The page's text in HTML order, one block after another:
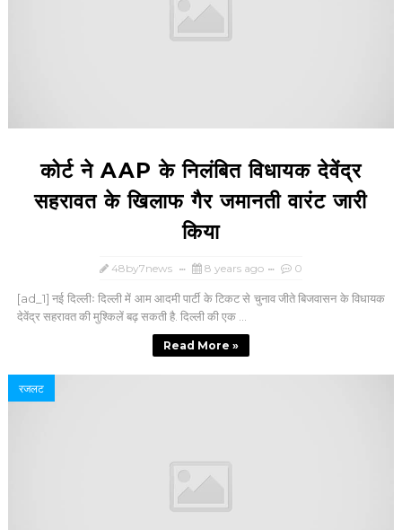
कोर्ट ने AAP के निलंबित विधायक देवेंद्र
सहरावत के खिलाफ गैर जमानती वारंट जारी
किया
48by7news 8 years ago 0
[ad_1] नई दिल्लीः दिल्ली में आम आदमी पार्टी के टिकट से चुनाव जीते बिजवासन के विधायक
देवेंद्र सहरावत की मुश्किलें बढ़ सकती है. दिल्ली की एक ...
Read More »
रजलट